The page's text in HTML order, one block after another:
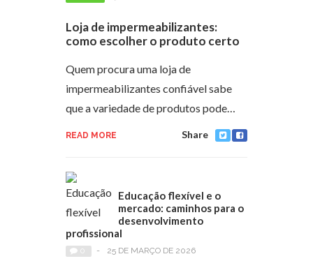
Loja de impermeabilizantes:
como escolher o produto certo
Quem procura uma loja de
impermeabilizantes confiável sabe
que a variedade de produtos pode…
READ MORE Share
Educação flexível e o
mercado: caminhos para o
desenvolvimento
profissional
- 25 DE MARÇO DE 2026